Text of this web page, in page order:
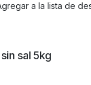
a la lista de
sal 5kg